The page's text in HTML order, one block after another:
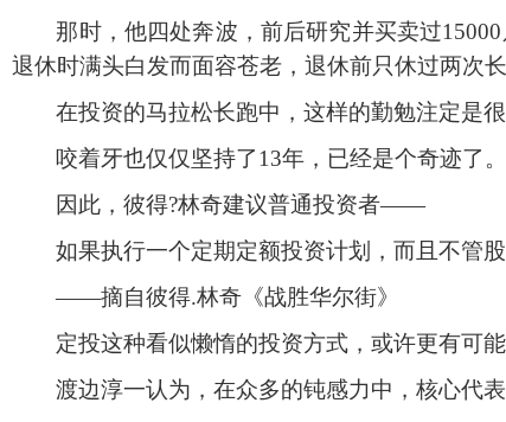
那时，他四处奔波，前后研究并买卖过
退休时满头白发而面容苍老，退休前只休过两次长
在投资的马拉松长跑中，这样的勤勉注定是
咬着牙也仅仅坚持了13年，已经是个奇迹了。
因此，彼得?林奇建议普通投资者——
如果执行一个定期定额投资计划，而且不管
——摘自彼得.林奇《战胜华尔街》
定投这种看似懒惰的投资方式，或许更有可能
渡边淳一认为，在众多的钝感力中，核心代